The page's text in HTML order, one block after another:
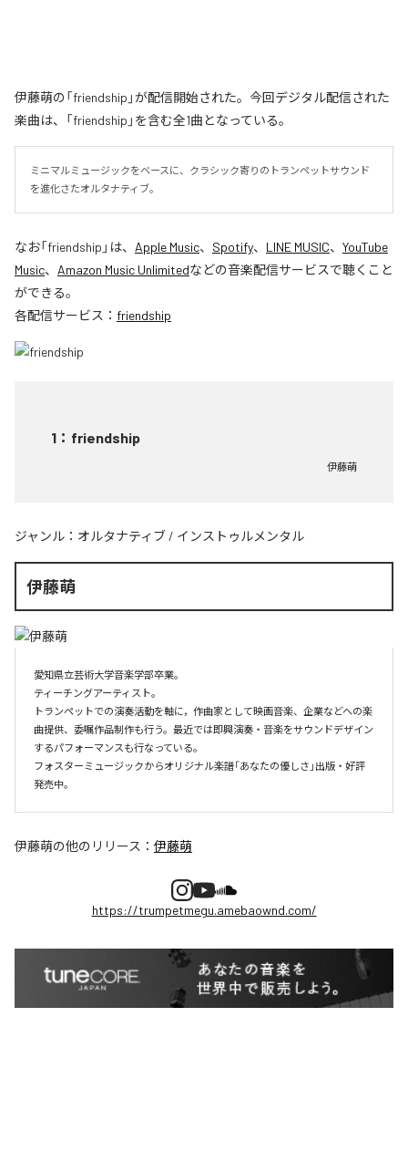
伊藤萌の「friendship」が配信開始された。今回デジタル配信された
楽曲は、「friendship」を含む全1曲となっている。
ミニマルミュージックをベースに、クラシック寄りのトランペットサウンド
を進化さたオルタナティブ。
なお「friendship 」は、 Apple Music、 Spotify、 LINE MUSIC、 YouTube
Music、 Amazon Music Unlimitedなどの音楽配信サービスで聴くこと
ができる。
各配信サービス： friendship
1 ： friendship
伊藤萌
ジャンル： オルタナティブ / インストゥルメンタル
伊藤萌
愛知県立芸術大学音楽学部卒業。
ティーチングアーティスト。
トランペットでの演奏活動を軸に，作曲家として映画音楽、企業などへの楽
曲提供、委嘱作品制作も行う。最近では即興演奏・音楽をサウンドデザイン
するパフォーマンスも行なっている。
フォスターミュージックからオリジナル楽譜「あなたの優しさ」出版・好評
伊藤萌の他のリリース： 伊藤萌
https://trumpetmegu.amebaownd.com/